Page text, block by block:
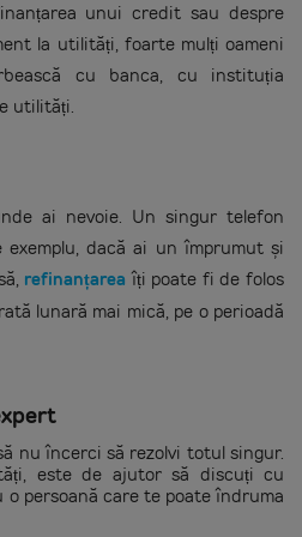
unui credit sau despre
la utilități, foarte mulți oameni
cu banca, cu instituția
utilități.
ai nevoie. Un singur telefon
dacă ai un împrumut și
refinanțarea îți poate fi de folos
lunară mai mică, pe o perioadă
nu încerci să rezolvi totul singur.
este de ajutor să discuți cu
persoană care te poate îndruma